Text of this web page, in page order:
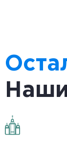
Семь верст
жену
не захотел
ему
на большое